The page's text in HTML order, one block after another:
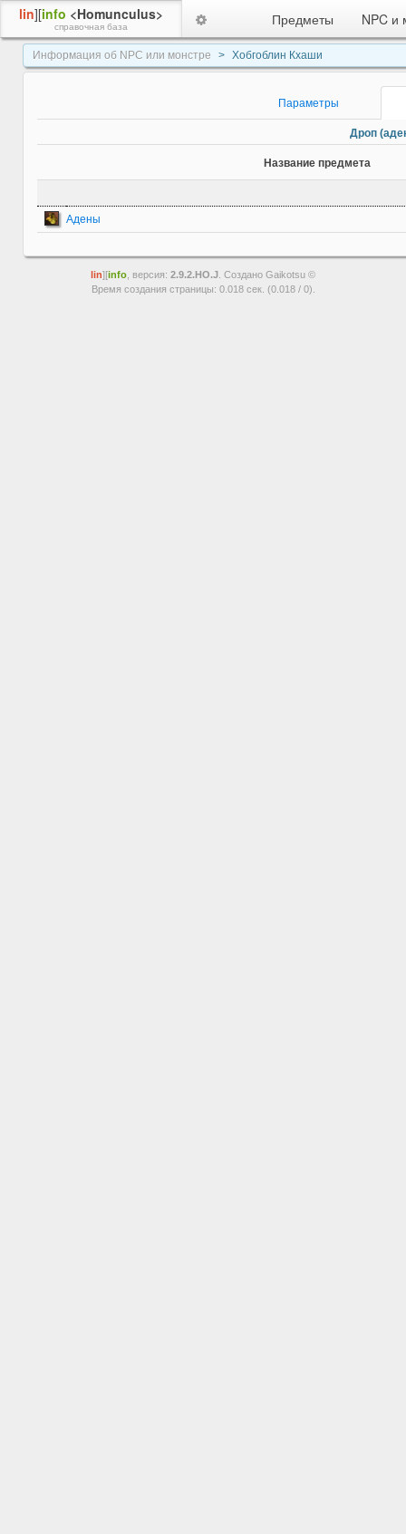
lin][info <Homunculus>
справочная база Предметы NPC и
Информация об NPC или монстре Хобгоблин Кхаши
Параметры
Дроп
Название предмета
Адены
lin][info , версия: 2.9.2.HO.J . Создано Gaikotsu ©
Время создания страницы: 0.018 сек. (0.018 / 0).